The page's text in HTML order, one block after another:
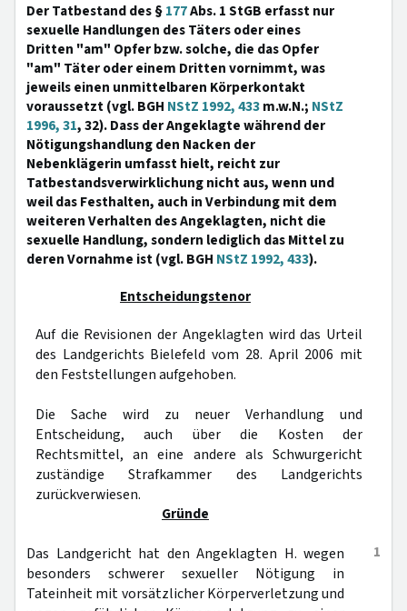
Der Tatbestand des §177Abs. 1 StGB erfasst nur
sexuelle Handlungen des Täters oder eines
Dritten "am" Opfer bzw. solche, die das Opfer
"am" Täter oder einem Dritten vornimmt, was
jeweils einen unmittelbaren Körperkontakt
voraussetzt (vgl. BGH NStZ 1992, 433m.w.N.; NStZ
1996, 31, 32). Dass der Angeklagte während der
Nötigungshandlung den Nacken der
Nebenklägerin umfasst hielt, reicht zur
Tatbestandsverwirklichung nicht aus, wenn und
weil das Festhalten, auch in Verbindung mit dem
weiteren Verhalten des Angeklagten, nicht die
sexuelle Handlung, sondern lediglich das Mittel zu
deren Vornahme ist (vgl. BGH NStZ 1992, 433).
Entscheidungstenor
Auf die Revisionen der Angeklagten wird das Urteil
des Landgerichts Bielefeld vom 28. April 2006 mit
den Feststellungen aufgehoben.
Die Sache wird zu neuer Verhandlung und
Entscheidung, auch über die Kosten der
Rechtsmittel, an eine andere als Schwurgericht
zuständige Strafkammer des Landgerichts
zurückverwiesen.
Gründe
1
Das Landgericht hat den Angeklagten H. wegen
besonders schwerer sexueller Nötigung in
Tateinheit mit vorsätzlicher Körperverletzung und